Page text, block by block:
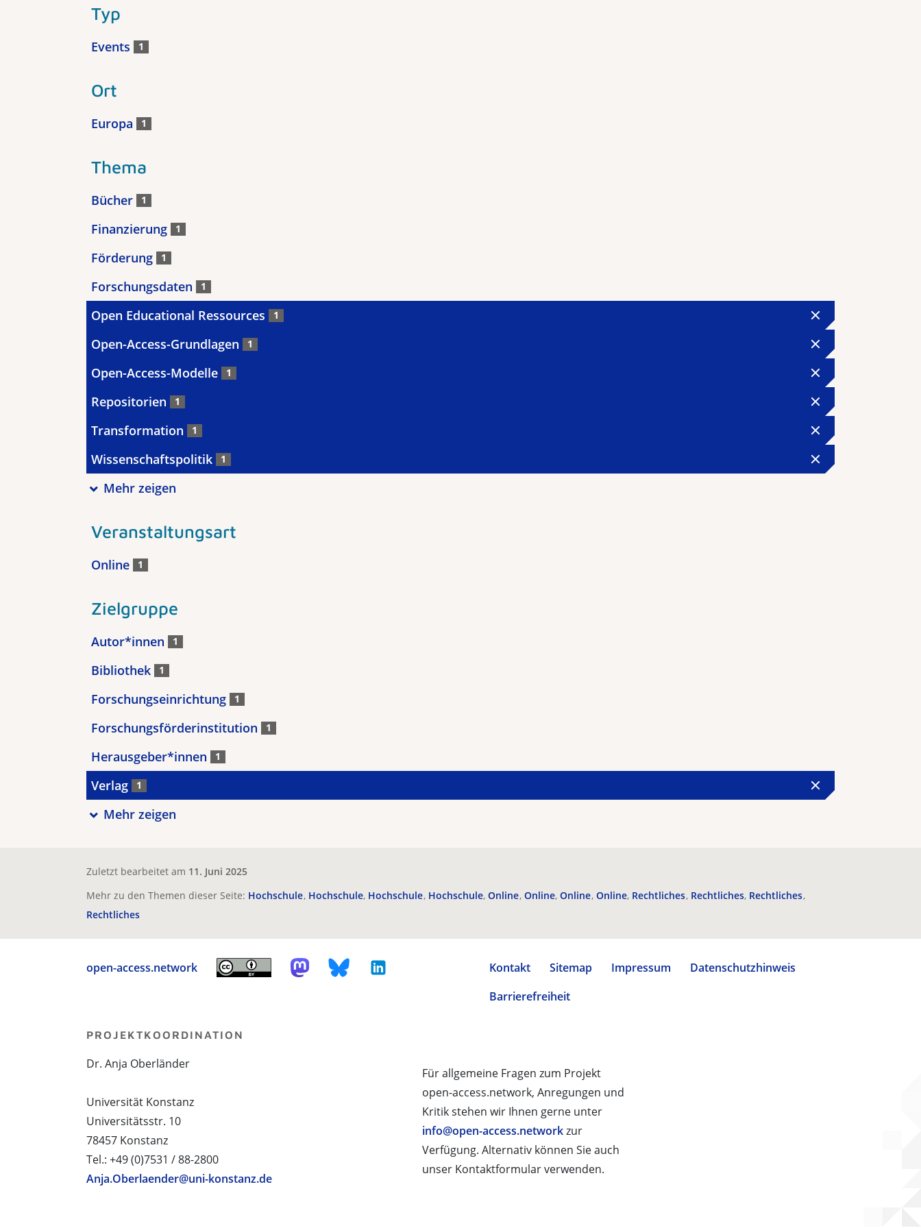
Typ
Events 1
Ort
Europa 1
Thema
Bücher 1
Finanzierung 1
Förderung 1
Forschungsdaten 1
Open Educational Ressources 1
Open-Access-Grundlagen 1
Open-Access-Modelle 1
Repositorien 1
Transformation 1
Wissenschaftspolitik 1
Mehr zeigen
Veranstaltungsart
Online 1
Zielgruppe
Autor*innen 1
Bibliothek 1
Forschungseinrichtung 1
Forschungsförderinstitution 1
Herausgeber*innen 1
Verlag 1
Mehr zeigen
Zuletzt bearbeitet am 11. Juni 2025
Mehr zu den Themen dieser Seite: Hochschule Hochschule Hochschule Hochschule Online Online Online Online Rechtliches Rechtliches Rechtliches
Rechtliches
open-access.network Kontakt Sitemap Impressum
Datenschutzhinweis
Barrierefreiheit
Für allgemeine Fragen zum Projekt
open-access.network, Anregungen und
Kritik stehen wir Ihnen gerne unter
info@open-access.networkzur
Verfügung. Alternativ können Sie auch
unser Kontaktformular verwenden.
PROJEKTKOORDINATION
Dr. Anja Oberländer
Universität Konstanz
Universitätsstr. 10
78457 Konstanz
Tel.: +49 (0)7531 / 88-2800
Anja.Oberlaender@uni-konstanz.de